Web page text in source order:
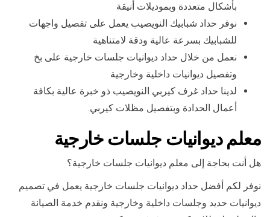
بأشكال متعددة وبموديلات أنيقة
نوفر حداد شبابيك النويصيب يعمل على تفصيل واجهات
للشبابيك بسرعة عالية ودقة لامتناهية
نعمل من خلال حداد ديوانيات جلسات خارجية على بخ
وتفصيل ديوانيات داخلية وخارجية
لدينا حداد غرف كيربي النويصيب ذو خبرة عالية بكافة
أعمال الحدادة وبتفصيل مظلات كيربي.
معلم ديوانيات جلسات خارجية
هل أنت بحاجة إلى معلم ديوانيات جلسات خارجية؟
نوفر لكم أفضل حداد ديوانيات جلسات خارجية يعمل في تصميم
ديوانيات حديد وجلسات داخلية وخارجية ونقدم خدمة الصيانة